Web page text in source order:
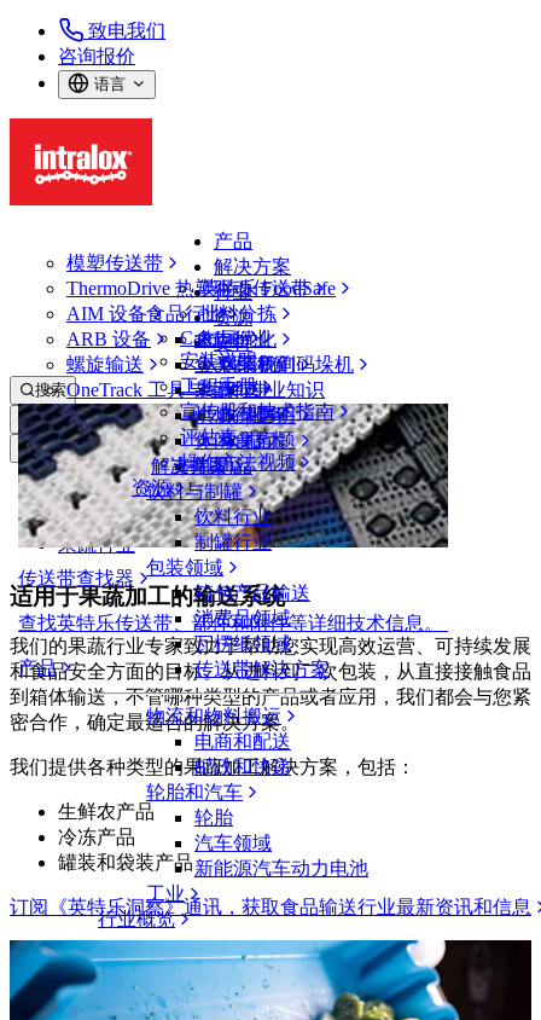
致电我们
咨询报价
语言
产品
模塑传送带
ThermoDrive 热塑驱动传送带
AIM 设备
ARB 设备
螺旋输送
OneTrack 工具与组件
传送带查找器
查找英特乐传送带、部件和附件等详细技术信息。
产品
解决方案
英特乐 FoodSafe
批料分拣
布局优化
从包装机到码垛机
专业知识
服务
技术
解决方案
行业
食品行业
禽肉行业
鱼类和海鲜
果蔬行业
烘焙行业
休闲食品
乳制品
饮料与制罐
饮料行业
制罐行业
包装领域
箱包产品输送
消费品领域
瓦楞纸领域
传送带解决方案
物流和物料搬运
电商和配送
邮政和快递
轮胎和汽车
轮胎
汽车领域
新能源汽车动力电池
工业
行业概览
资源
CalcLab
安装说明
工程手册
宣传册和技术指南
评估表
操作方法视频
资源
支持
联系我们
保证
政策声明
常见问题
支持
搜索
打开菜单
食品行业
行业
食品行业
果蔬行业
适用于果蔬加工的输送系统
我们的果蔬行业专家致力于帮助您实现高效运营、可持续发展
和食品安全方面的目标。从进料到二次包装，从直接接触食品
到箱体输送，不管哪种类型的产品或者应用，我们都会与您紧
密合作，确定最适合的解决方案。
我们提供各种类型的果蔬加工解决方案，包括：
生鲜农产品
冷冻产品
罐装和袋装产品
订阅《英特乐洞察》通讯，获取食品输送行业最新资讯和信息